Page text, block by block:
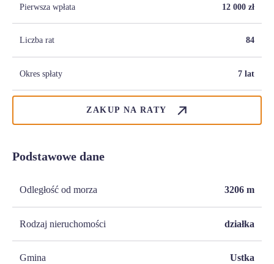
Pierwsza wpłata 12 000 zł
Liczba rat 84
Okres spłaty 7 lat
ZAKUP NA RATY
Podstawowe dane
Odległość od morza 3206 m
Rodzaj nieruchomości działka
Gmina Ustka